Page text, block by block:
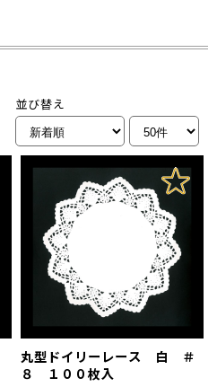
並び替え
丸型ドイリーレース 白 ＃
８ １００枚入